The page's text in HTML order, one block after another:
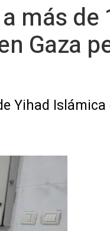
más de
Gaza
Yihad